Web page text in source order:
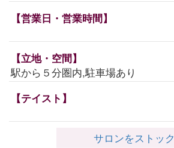
【営業日・営業時間】
【立地・空間】
駅から５分圏内,駐車場あり
【テイスト】
サロンをストック